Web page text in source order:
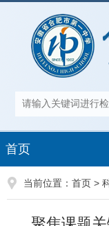
首页
当前位置： 首页 >